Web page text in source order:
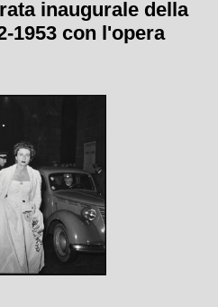
inaugurale della
1953 con l'opera
la regia di Carl